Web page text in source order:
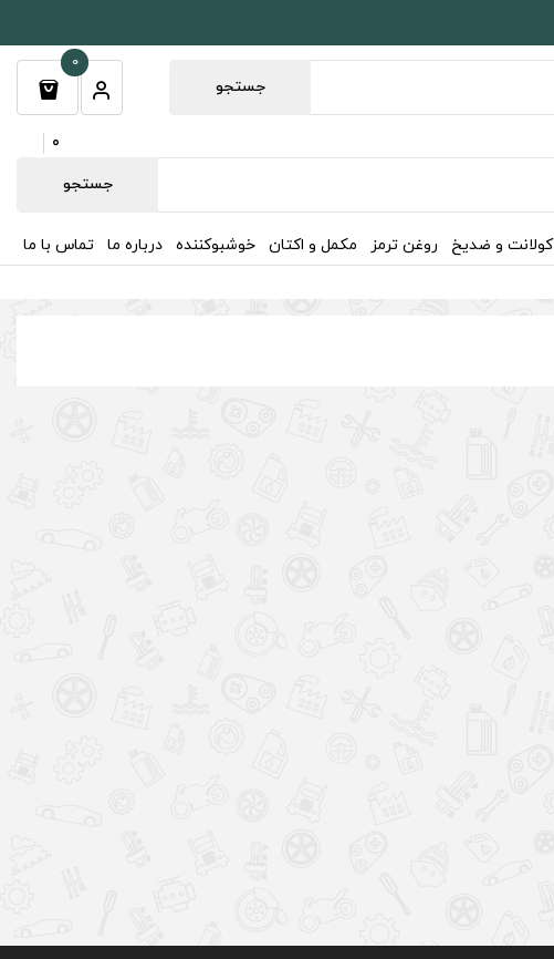
جستجو
0
0
جستجو
کولانت و ضدیخ روغن ترمز مکمل و اکتان خوشبوکننده درباره ما تماس با ما